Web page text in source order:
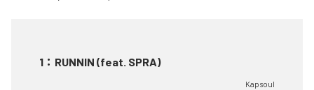
1 ： RUNNIN (feat. SPRA)
Kapsoul